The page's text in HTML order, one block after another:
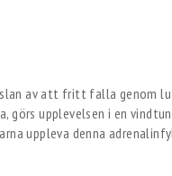
av att fritt falla genom
upplevelsen i en
uppleva denna